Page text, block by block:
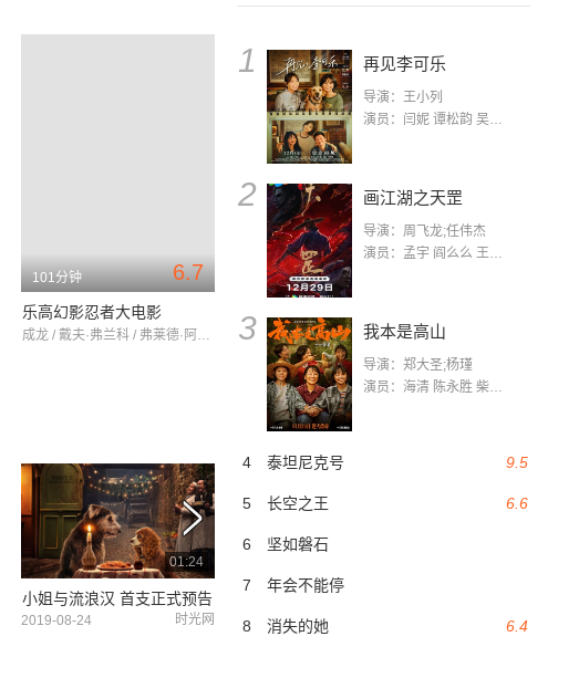
1 再见李可乐
导演：王小列
演员：闫妮 谭松韵 吴京 蒋龙 赵小棠 冯雷 李虎城 平安 小七 小可乐
2 画江湖之天罡
导演：周飞龙;任伟杰
演员：孟宇 阎么么 王凯 郭政建 阎萌萌 杨默 高枫 齐斯伽 刘芊含 马程
3 我本是高山
导演：郑大圣;杨瑾
演员：海清 陈永胜 柴烨 王玥婷 万国鹏 美朵达瓦 赵瑞婷 罗解艳 郭莉娜 潘家艳
9.5
4 泰坦尼克号
6.6
5 长空之王
6 坚如磐石
7 年会不能停
6.4
8 消失的她
6.7
101分钟
乐高幻影忍者大电影
成龙 / 戴夫·弗兰科 / 弗莱德·阿米森
01:24
小姐与流浪汉 首支正式预告
2019-08-24 时光网
小姐与流浪汉 预告片2
2019-08-24 2012-01-31